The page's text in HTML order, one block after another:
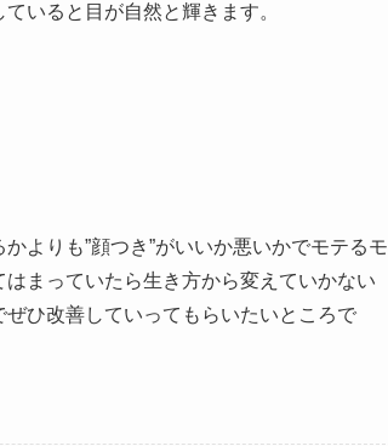
いると目が自然と輝きます。
よりも”顔つき”がいいか悪いかでモテるモ
まっていたら生き方から変えていかない
ひ改善していってもらいたいところで